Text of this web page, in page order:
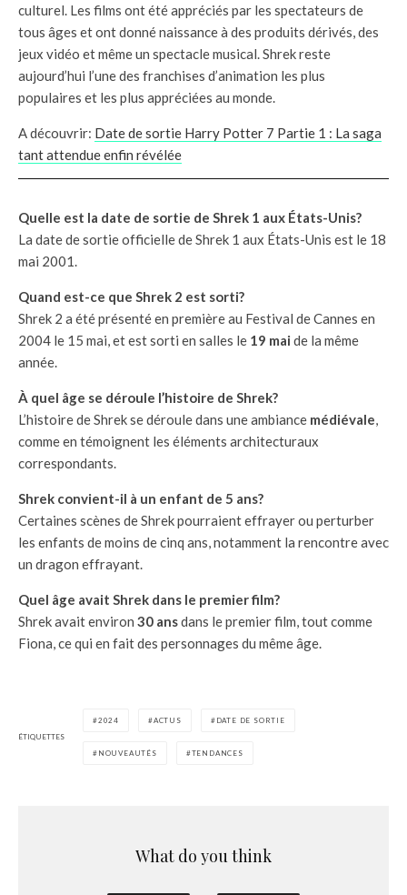
culturel. Les films ont été appréciés par les spectateurs de
tous âges et ont donné naissance à des produits dérivés, des
jeux vidéo et même un spectacle musical. Shrek reste
aujourd’hui l’une des franchises d’animation les plus
populaires et les plus appréciées au monde.
A découvrir: Date de sortie Harry Potter 7 Partie 1 : La saga
tant attendue enfin révélée
Quelle est la date de sortie de Shrek 1 aux États-Unis?
La date de sortie officielle de Shrek 1 aux États-Unis est le 18
mai 2001.
Quand est-ce que Shrek 2 est sorti?
Shrek 2 a été présenté en première au Festival de Cannes en
2004 le 15 mai, et est sorti en salles le 19 mai de la même
année.
À quel âge se déroule l’histoire de Shrek?
L’histoire de Shrek se déroule dans une ambiance médiévale,
comme en témoignent les éléments architecturaux
correspondants.
Shrek convient-il à un enfant de 5 ans?
Certaines scènes de Shrek pourraient effrayer ou perturber
les enfants de moins de cinq ans, notamment la rencontre avec
un dragon effrayant.
Quel âge avait Shrek dans le premier film?
Shrek avait environ 30 ansdans le premier film, tout comme
Fiona, ce qui en fait des personnages du même âge.
ÉTIQUETTES
2024 ACTUS DATE DE SORTIE
NOUVEAUTÉS TENDANCES
What do you think